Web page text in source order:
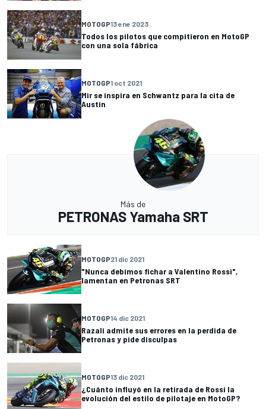
MOTOGP13 ene 2023
Todos los pilotos que compitieron en MotoGP
con una sola fábrica
MOTOGP1 oct 2021
Mir se inspira en Schwantz para la cita de
Austin
Más de
PETRONAS Yamaha SRT
MOTOGP21 dic 2021
"Nunca debimos fichar a Valentino Rossi",
lamentan en Petronas SRT
MOTOGP14 dic 2021
Razali admite sus errores en la perdida de
Petronas y pide disculpas
MOTOGP13 dic 2021
¿Cuánto influyó en la retirada de Rossi la
evolución del estilo de pilotaje en MotoGP?